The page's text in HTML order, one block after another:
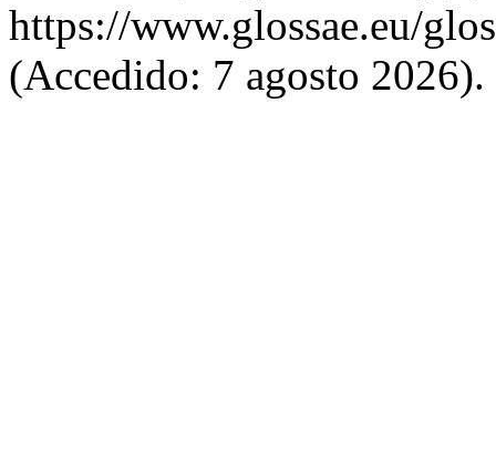
https://www.glossae.eu/
(Accedido: 7 agosto 2026).